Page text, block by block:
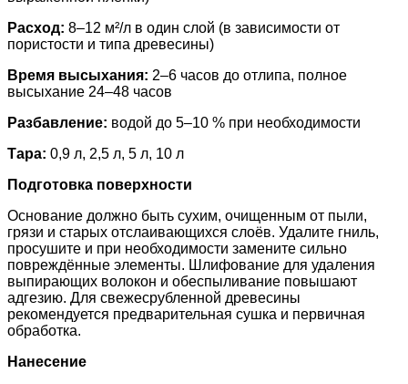
Расход: 8–12 м²/л в один слой (в зависимости от
пористости и типа древесины)
Время высыхания: 2–6 часов до отлипа, полное
высыхание 24–48 часов
Разбавление: водой до 5–10 % при необходимости
Тара: 0,9 л, 2,5 л, 5 л, 10 л
Подготовка поверхности
Основание должно быть сухим, очищенным от пыли,
грязи и старых отслаивающихся слоёв. Удалите гниль,
просушите и при необходимости замените сильно
повреждённые элементы. Шлифование для удаления
выпирающих волокон и обеспыливание повышают
адгезию. Для свежесрубленной древесины
рекомендуется предварительная сушка и первичная
обработка.
Нанесение